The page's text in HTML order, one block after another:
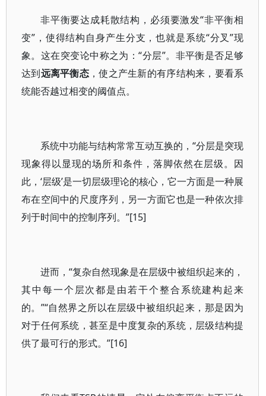
非平衡要达成耗散结构，必须要激发“非平衡相
变”，使得结构自身产生分支，也就是系统“分叉”现
象。这在突变论中称之为：“分层”。非平衡是否足够
达到远离平衡态 ，使之产生新的有序结构来，要看系
统能否越过相变的阈值点。
系统中功能与结构常常互动互换的，“分层是突现
现象得以显现的场所和条件，落脚依然在层级。因
此，‘层级’是一切层级理论的核心，它一方面是一种展
布在空间中的尺度序列，另一方面它也是一种依次排
列于时间中的控制序列。”[15]
进而，“复杂自然现象是在层级中被组织起来的，
其中每一个层次都是由若干个整合系统建构起来
的。”“自然界之所以在层级中被组织起来，那是因为
对于任何系统，甚至是中度复杂的系统，层级结构提
供了最可行的形式。”[16]